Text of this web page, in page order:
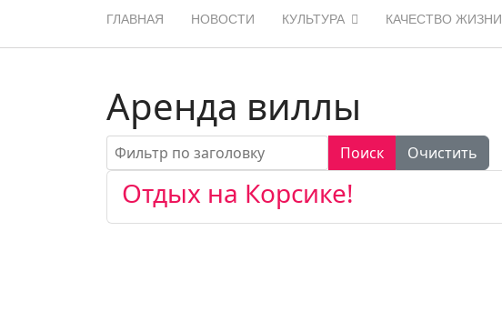
ГЛАВНАЯ НОВОСТИ КУЛЬТУРА КАЧЕСТВО ЖИЗНИ
Аренда виллы
Фильтр по заголовку Поиск Очистить
Отдых на Корсике!